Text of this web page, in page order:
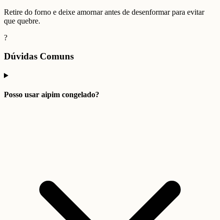
Retire do forno e deixe amornar antes de desenformar para evitar
que quebre.
?
Dúvidas Comuns
Posso usar aipim congelado?